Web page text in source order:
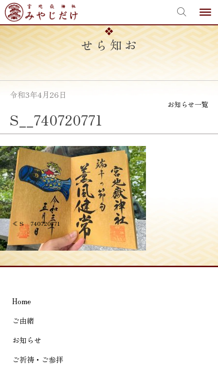
Skip
to
content
お知らせ
令和3年4月26日
お知らせ一覧
S__740720771
投
稿
ナ
ビ
ー
シ
ョ
ン
≪ S__740720771
Home
ご由緒
お知らせ
ご祈祷・ご参拝